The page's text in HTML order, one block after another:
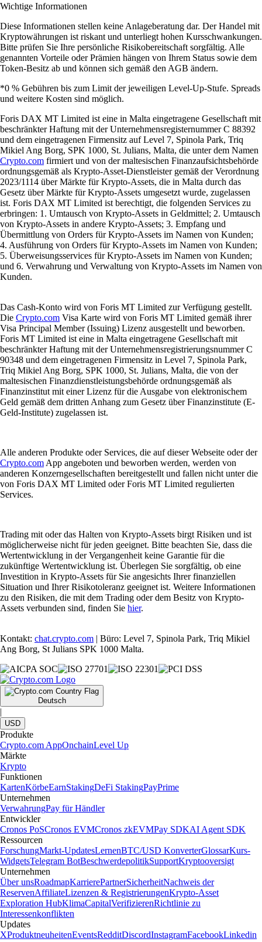
Wichtige Informationen
Diese Informationen stellen keine Anlageberatung dar. Der Handel mit
Kryptowährungen ist riskant und unterliegt hohen Kursschwankungen.
Bitte prüfen Sie Ihre persönliche Risikobereitschaft sorgfältig. Alle
genannten Vorteile oder Prämien hängen von Ihrem Status sowie dem
Token-Besitz ab und können sich gemäß den AGB ändern.
*0 % Gebühren bis zum Limit der jeweiligen Level-Up-Stufe. Spreads
und weitere Kosten sind möglich.
Foris DAX MT Limited ist eine in Malta eingetragene Gesellschaft mit
beschränkter Haftung mit der Unternehmensregisternummer C 88392
und dem eingetragenen Firmensitz auf Level 7, Spinola Park, Triq
Mikiel Ang Borg, SPK 1000, St. Julians, Malta, die unter dem Namen
Crypto.com firmiert und von der maltesischen Finanzaufsichtsbehörde
ordnungsgemäß als Krypto-Asset-Dienstleister gemäß der Verordnung
2023/1114 über Märkte für Krypto-Assets, die in Malta durch das
Gesetz über Märkte für Krypto-Assets umgesetzt wurde, zugelassen
ist. Foris DAX MT Limited ist berechtigt, die folgenden Services zu
erbringen: 1. Umtausch von Krypto-Assets in Geldmittel; 2. Umtausch
von Krypto-Assets in andere Krypto-Assets; 3. Empfang und
Übermittlung von Orders für Krypto-Assets im Namen von Kunden;
4. Ausführung von Orders für Krypto-Assets im Namen von Kunden;
5. Überweisungsservices für Krypto-Assets im Namen von Kunden;
und 6. Verwahrung und Verwaltung von Krypto-Assets im Namen von
Kunden.
Das Cash-Konto wird von Foris MT Limited zur Verfügung gestellt.
Die Crypto.com Visa Karte wird von Foris MT Limited gemäß ihrer
Visa Principal Member (Issuing) Lizenz ausgestellt und beworben.
Foris MT Limited ist eine in Malta eingetragene Gesellschaft mit
beschränkter Haftung mit der Unternehmensregistrierungsnummer C
90348 und dem eingetragenen Firmensitz in Level 7, Spinola Park,
Triq Mikiel Ang Borg, SPK 1000, St. Julians, Malta, die von der
maltesischen Finanzdienstleistungsbehörde ordnungsgemäß als
Finanzinstitut mit einer Lizenz für die Ausgabe von elektronischem
Geld gemäß dem dritten Anhang zum Gesetz über Finanzinstitute (E-
Geld-Institute) zugelassen ist.
Alle anderen Produkte oder Services, die auf dieser Webseite oder der
Crypto.com App angeboten und beworben werden, werden von
anderen Konzerngesellschaften bereitgestellt und fallen nicht unter die
von Foris DAX MT Limited oder Foris MT Limited regulierten
Services.
Trading mit oder das Halten von Krypto-Assets birgt Risiken und ist
möglicherweise nicht für jeden geeignet. Bitte beachten Sie, dass die
Wertentwicklung in der Vergangenheit keine Garantie für die
zukünftige Wertentwicklung ist. Überlegen Sie sorgfältig, ob eine
Investition in Krypto-Assets für Sie angesichts Ihrer finanziellen
Situation und Ihrer Risikotoleranz geeignet ist. Weitere Informationen
zu den Risiken, die mit dem Trading oder dem Besitz von Krypto-
Assets verbunden sind, finden Sie hier.
Kontakt: chat.crypto.com | Büro: Level 7, Spinola Park, Triq Mikiel
Ang Borg, St Julians SPK 1000 Malta.
Deutsch
|
USD
Produkte
Crypto.com AppOnchainLevel Up
Märkte
Krypto
Funktionen
KartenKörbeEarnStakingDeFi StakingPayPrime
Unternehmen
VerwahrungPay für Händler
Entwickler
Cronos PoSCronos EVMCronos zkEVMPay SDKAI Agent SDK
Ressourcen
ForschungMarkt-UpdatesLernenBTC/USD KonverterGlossarKurs-
WidgetsTelegram BotBeschwerdepolitikSupportKryptooversigt
Unternehmen
Über unsRoadmapKarrierePartnerSicherheitNachweis der
ReservenAffiliateLizenzen & RegistrierungenKrypto-Asset
Exploration HubKlimaCapitalVerifizierenRichtlinie zu
Interessenkonflikten
Updates
XProduktneuheitenEventsRedditDiscordInstagramFacebookLinkedin